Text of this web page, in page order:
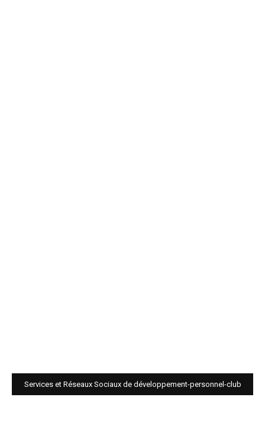
Services et Réseaux Sociaux de développement-personnel-club